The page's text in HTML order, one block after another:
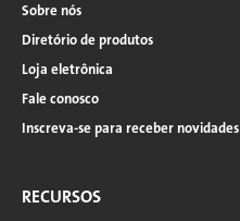
Sobre nós
Diretório de produtos
Loja eletrônica
Fale conosco
Inscreva-se para receber novidades
RECURSOS